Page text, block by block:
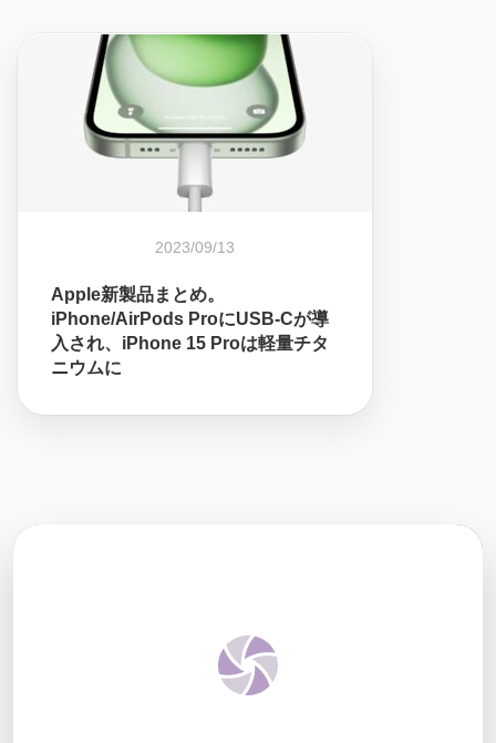
2023/09/13
Apple新製品まとめ。
iPhone/AirPods ProにUSB-Cが導
入され、iPhone 15 Proは軽量チタ
ニウムに